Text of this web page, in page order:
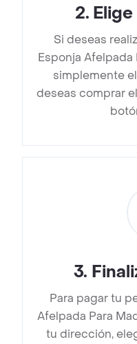
2.
Si deseas
Esponja Afelpada
simplemente
deseas comprar
3.
Para pagar tu
Afelpada Para
tu dirección,